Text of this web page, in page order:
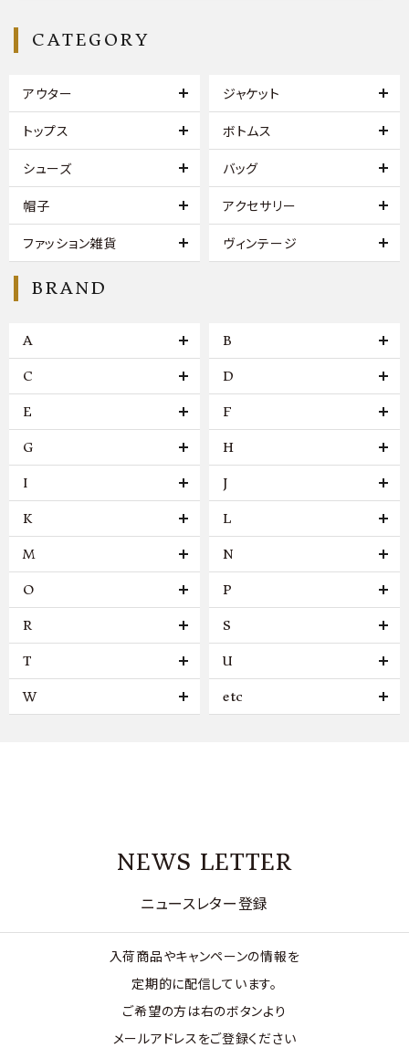
CATEGORY
アウター ジャケット
トップス ボトムス
シューズ バッグ
帽子 アクセサリー
ファッション雑貨 ヴィンテージ
BRAND
A B
C D
E F
G H
I J
K L
M N
O P
R S
T U
W etc
NEWS LETTER
ニュースレター登録
入荷商品やキャンペーンの情報を
定期的に配信しています。
ご希望の方は右のボタンより
メールアドレスをご登録ください